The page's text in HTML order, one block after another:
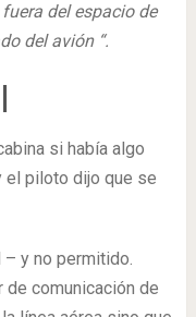
del espacio de
del avión “.
si había algo
el piloto dijo que se
– y no permitido.
de comunicación de